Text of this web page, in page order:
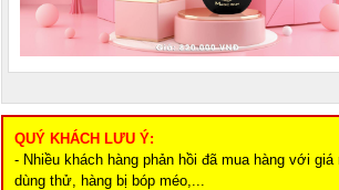
QUÝ KHÁCH LƯU Ý:
- Nhiều khách hàng phản hồi đã mua hàng với
dùng thử, hàng bị bóp méo,...